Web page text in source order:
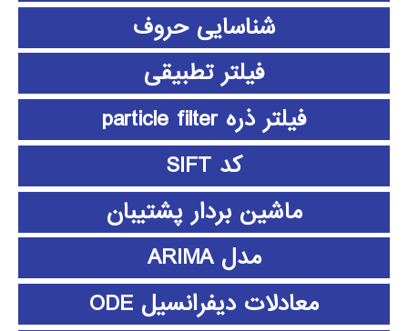
شناسایی حروف
فیلتر تطبیقی
فیلتر ذره particle filter
کد SIFT
ماشین بردار پشتیبان
مدل ARIMA
معادلات دیفرانسیل ODE